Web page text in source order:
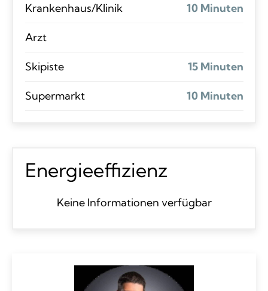
Krankenhaus/Klinik 10 Minuten
Arzt
Skipiste 15 Minuten
Supermarkt 10 Minuten
Energieeffizienz
Keine Informationen verfügbar